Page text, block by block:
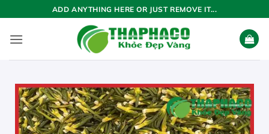
qua
nội
ADD ANYTHING HERE OR JUST REMOVE IT...